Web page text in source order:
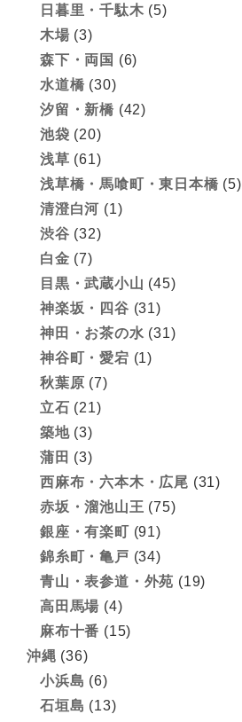
日暮里・千駄木 (5)
木場 (3)
森下・両国 (6)
水道橋 (30)
汐留・新橋 (42)
池袋 (20)
浅草 (61)
浅草橋・馬喰町・東日本橋 (5)
清澄白河 (1)
渋谷 (32)
白金 (7)
目黒・武蔵小山 (45)
神楽坂・四谷 (31)
神田・お茶の水 (31)
神谷町・愛宕 (1)
秋葉原 (7)
立石 (21)
築地(3)
蒲田 (3)
西麻布・六本木・広尾 (31)
赤坂・溜池山王 (75)
銀座・有楽町 (91)
錦糸町・亀戸 (34)
青山・表参道・外苑 (19)
高田馬場 (4)
麻布十番 (15)
沖縄 (36)
小浜島 (6)
石垣島 (13)